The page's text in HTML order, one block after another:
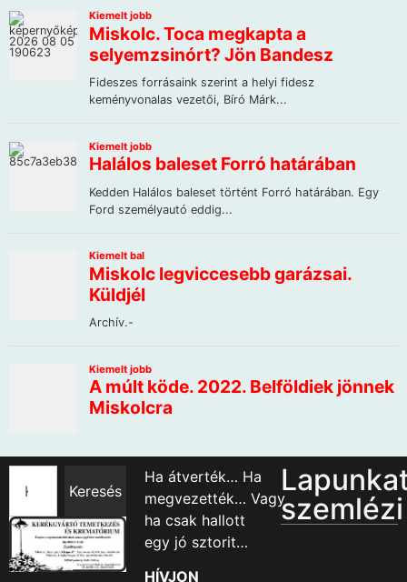
Keresés
Ha átverték… Ha
megvezették… Vagy
ha csak hallott
egy jó sztorit…
HÍVJON
szemlézi